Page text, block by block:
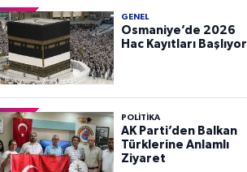
GENEL
Osmaniye’de 2026
Hac Kayıtları Başlıyor
POLITIKA
AK Parti’den Balkan
Türklerine Anlamlı
Ziyaret